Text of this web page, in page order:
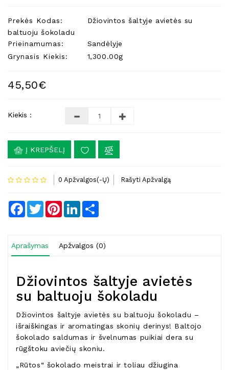
Kūdikiams
Pirties
Reikalai
Dovanos
Prekės Kodas:
Džiovintos šaltyje avietės su
baltuoju šokoladu
Prieinamumas:
Sandėlyje
Grynasis Kiekis:
1,300.00g
45,50€
Kiekis :
Į KREPŠELĮ
0 Apžvalgos(-Ų) Rašyti Apžvalgą
Facebook
TwitterPinterestLinkedIn
Aprašymas Apžvalgos (0)
Džiovintos šaltyje avietės
su baltuoju šokoladu
Džiovintos šaltyje avietės su baltuoju šokoladu –
išraiškingas ir aromatingas skonių derinys! Baltojo
šokolado saldumas ir švelnumas puikiai dera su
rūgštoku aviečių skoniu.
„Rūtos“ šokolado meistrai ir toliau džiugina